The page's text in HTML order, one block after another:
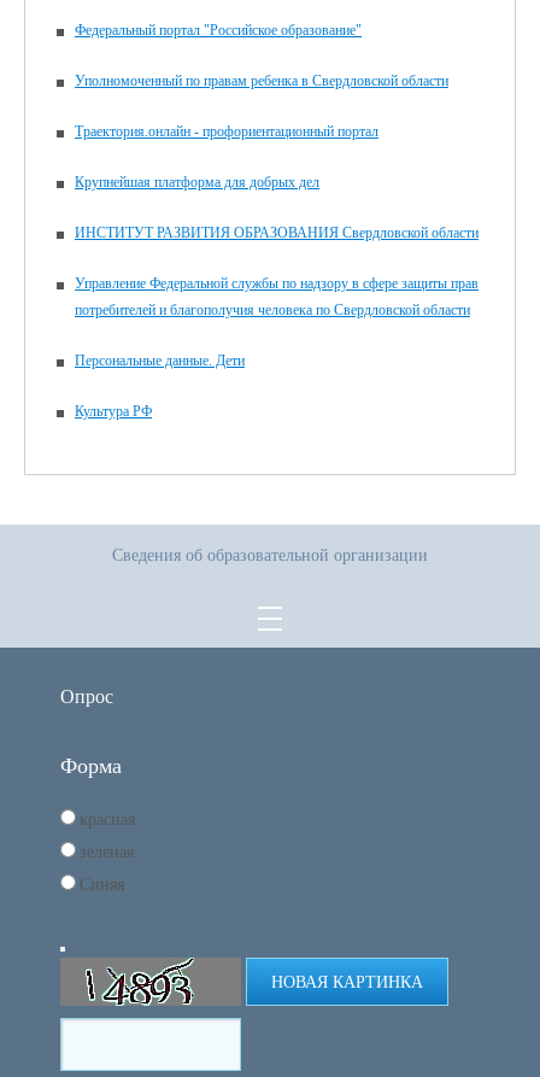
Федеральный портал "Российское образование"
Уполномоченный по правам ребенка в Свердловской области
Траектория.онлайн - профориентационный портал
Крупнейшая платформа для добрых дел
ИНСТИТУТ РАЗВИТИЯ ОБРАЗОВАНИЯ Свердловской области
Управление Федеральной службы по надзору в сфере защиты прав
потребителей и благополучия человека по Свердловской области
Персональные данные. Дети
Культура РФ
Сведения об образовательной организации
Опрос
Форма
красная
зеленая
Синяя
НОВАЯ КАРТИНКА